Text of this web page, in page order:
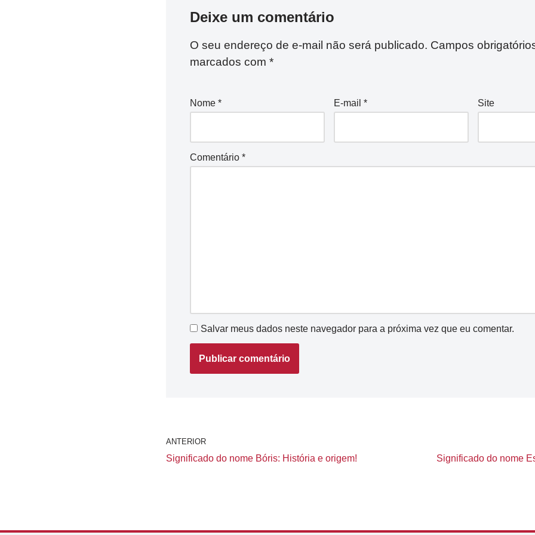
Deixe um comentário
O seu endereço de e-mail não será publicado. Campos
marcados com *
Nome * E-mail * Site
Comentário *
Salvar meus dados neste navegador para a próxima vez que eu comentar.
ANTERIOR
Significado do nome Bóris: História e origem! Significado do nome